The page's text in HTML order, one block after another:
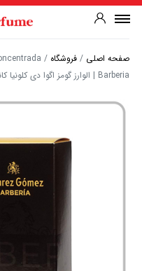
صفحه اصلی / فروشگاه /
Barberia | الوارز گومز اگوا دی کلونیا کانسنترادا باربریا